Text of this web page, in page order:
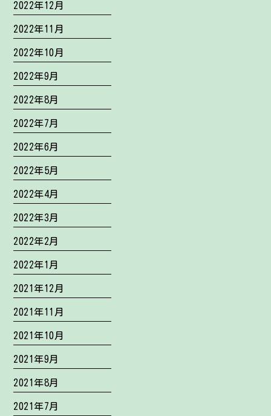
2022年12月
2022年11月
2022年10月
2022年9月
2022年8月
2022年7月
2022年6月
2022年5月
2022年4月
2022年3月
2022年2月
2022年1月
2021年12月
2021年11月
2021年10月
2021年9月
2021年8月
2021年7月